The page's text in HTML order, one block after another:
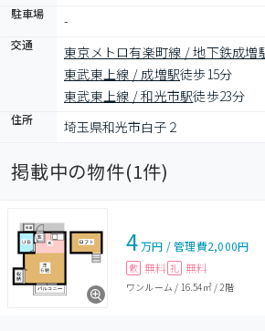
駐車場 -
交通 東京メトロ有楽町線 / 地下鉄成増
東武東上線 / 成増駅徒歩15分
東武東上線 / 和光市駅徒歩23分
住所 埼玉県和光市白子２
掲載中の物件(1件)
4万円 /管理費2,000円
敷 無料 礼 無料
ワンルーム / 16.54㎡/ 2階